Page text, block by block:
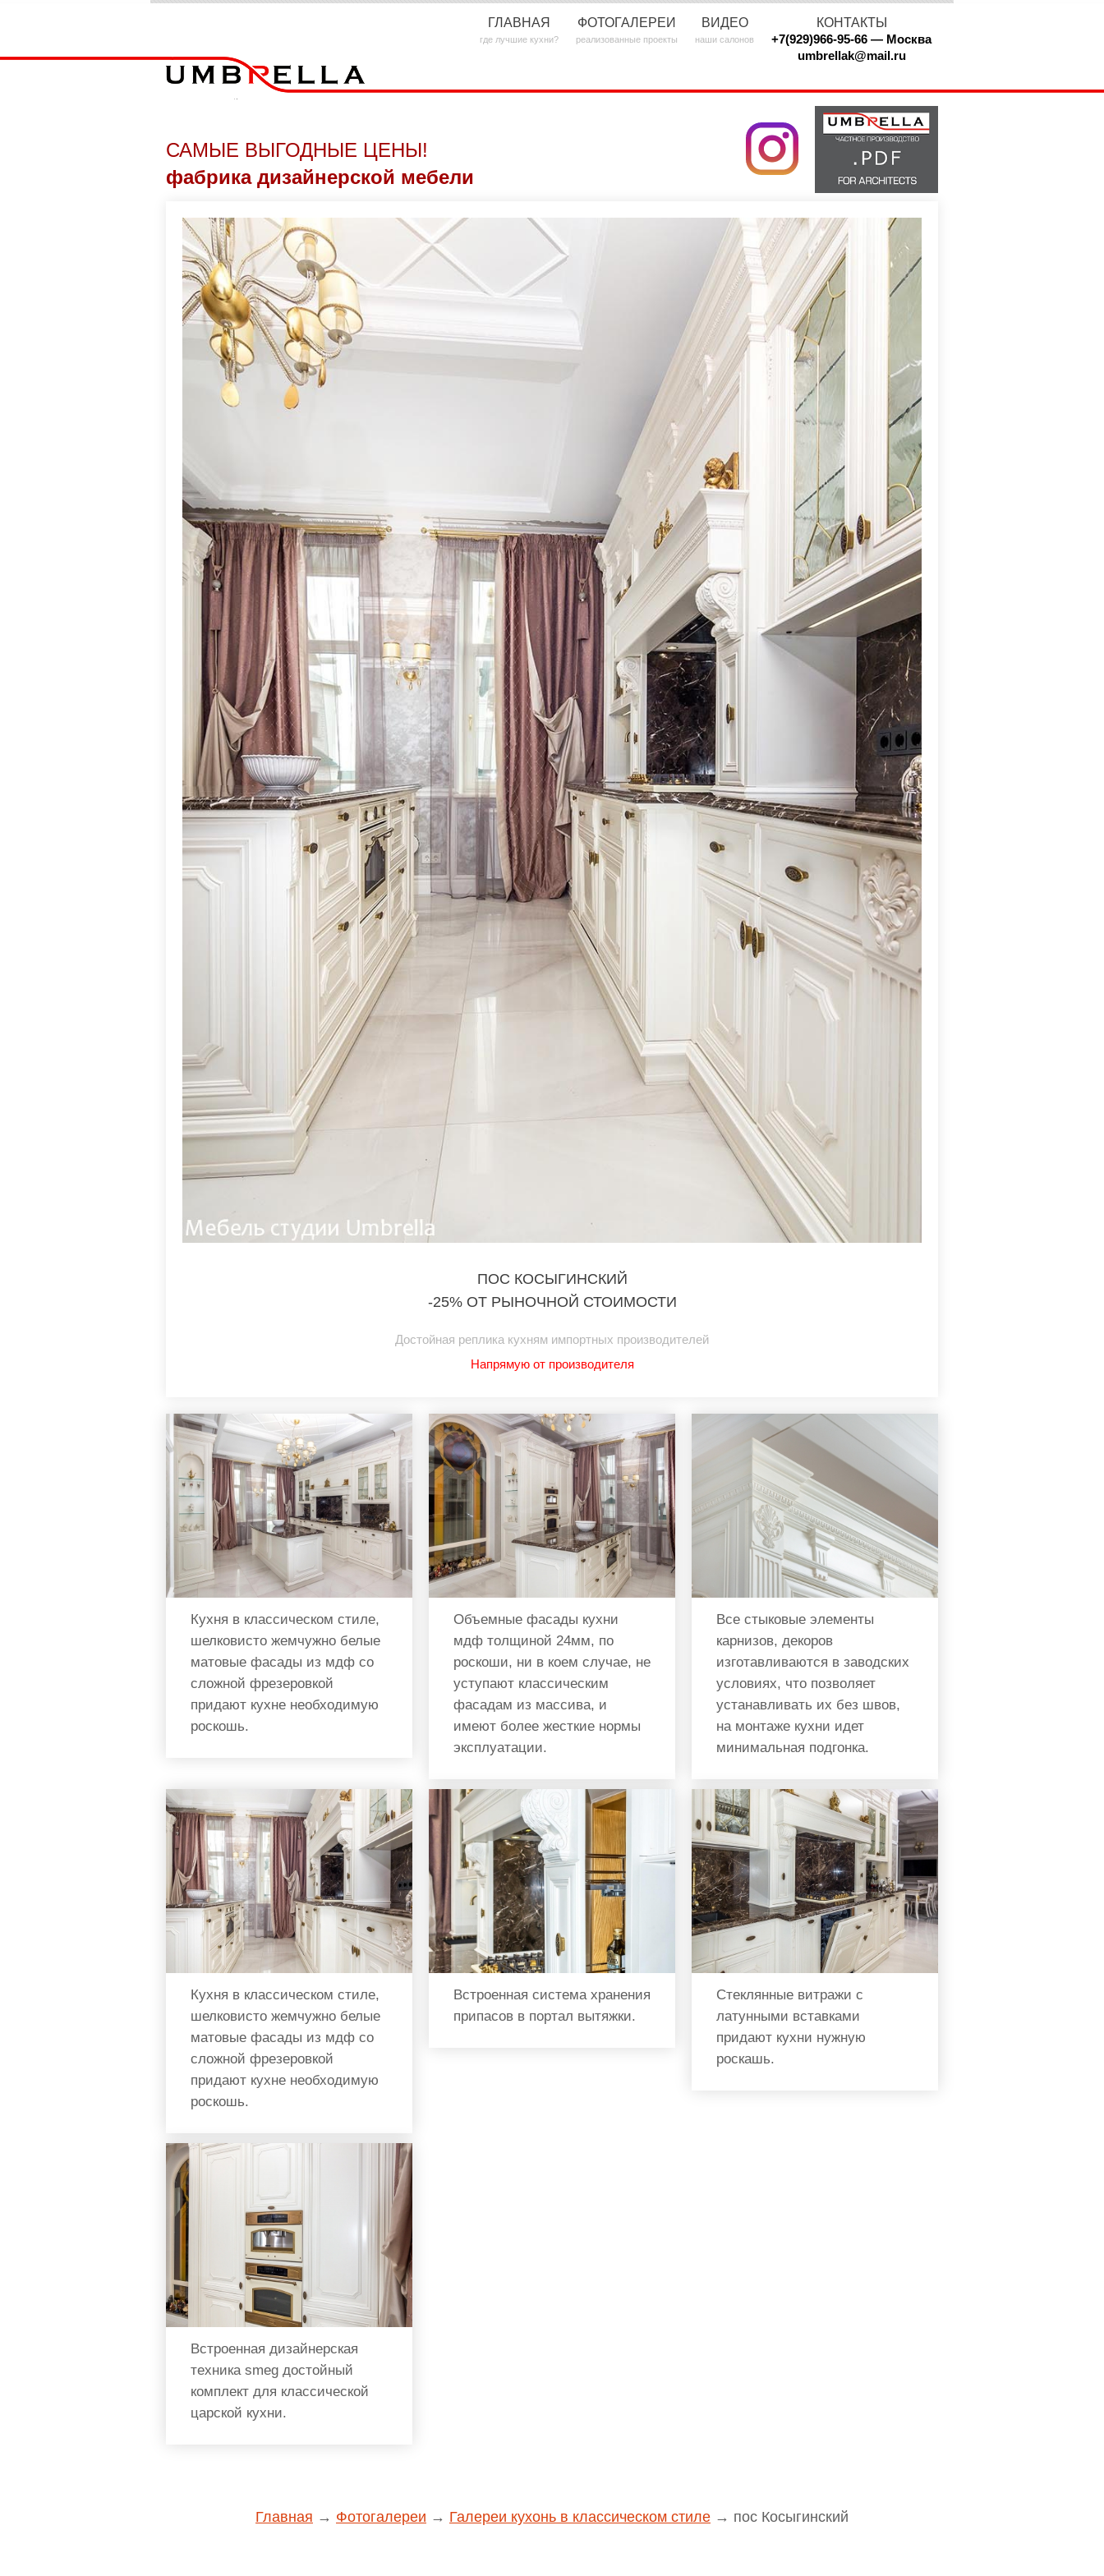
ГЛАВНАЯ
где лучшие кухни?
ФОТОГАЛЕРЕИ
реализованные проекты
ВИДЕО
наши салонов
КОНТАКТЫ
+7(929)966-95-66 — Москва
umbrellak@mail.ru
САМЫЕ ВЫГОДНЫЕ ЦЕНЫ!
фабрика дизайнерской мебели
ПОС КОСЫГИНСКИЙ
-25% ОТ РЫНОЧНОЙ СТОИМОСТИ
Достойная реплика кухням импортных производителей
Напрямую от производителя
Кухня в классическом стиле,
шелковисто жемчужно белые
матовые фасады из мдф со
сложной фрезеровкой
придают кухне необходимую
роскошь.
Объемные фасады кухни
мдф толщиной 24мм, по
роскоши, ни в коем случае, не
уступают классическим
фасадам из массива, и
имеют более жесткие нормы
эксплуатации.
Все стыковые элементы
карнизов, декоров
изготавливаются в заводских
условиях, что позволяет
устанавливать их без швов,
на монтаже кухни идет
минимальная подгонка.
Кухня в классическом стиле,
шелковисто жемчужно белые
матовые фасады из мдф со
сложной фрезеровкой
придают кухне необходимую
роскошь.
Встроенная система хранения
припасов в портал вытяжки.
Стеклянные витражи с
латунными вставками
придают кухни нужную
роскашь.
Встроенная дизайнерская
техника smeg достойный
комплект для классической
царской кухни.
Главная → Фотогалереи → Галереи кухонь в классическом стиле → пос Косыгинский